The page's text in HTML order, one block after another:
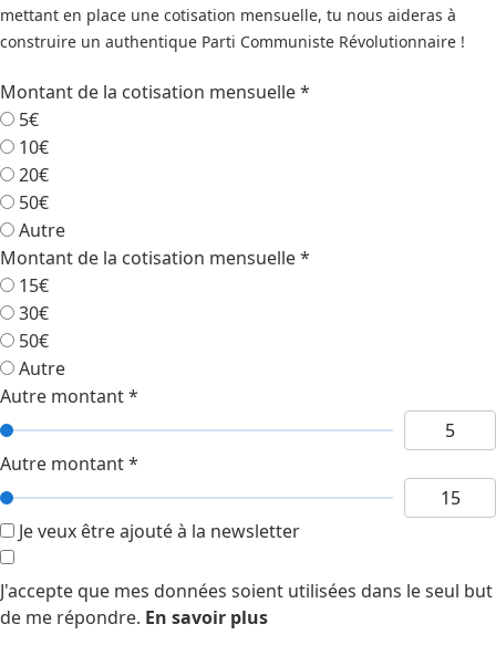
mettant en place une cotisation mensuelle, tu nous aideras à
construire un authentique Parti Communiste Révolutionnaire !
Montant de la cotisation mensuelle*
5€
10€
20€
50€
Autre
Montant de la cotisation mensuelle*
15€
30€
50€
Autre
Autre montant*
Autre montant*
Je veux être ajouté à la newsletter
J'accepte que mes données soient utilisées dans le seul but
de me répondre. En savoir plus